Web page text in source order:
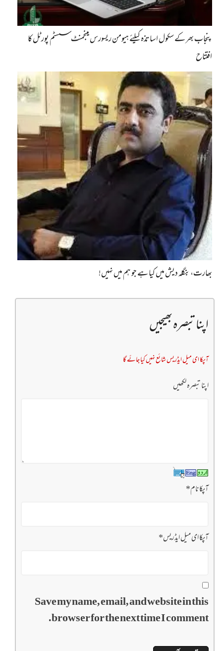
پنجاب بھر کے سکول اساتذہ کیلئے ہیومن ریسورس مینجمنٹ سسٹم پورٹل کا
افتتاح
بھارت، بنگلہ دیش میں کیا ہے جو ہم میں نہیں!
اپنا تبصرہ بھیجیں
آپکا ای میل ایڈریس شائع نہیں کیا جائے گا
اپنا تبصرہ لکھیں
آپکا نام*
آپکا ای میل ایڈریس*
Save my name, email, and website in this
browser for the next time I comment.